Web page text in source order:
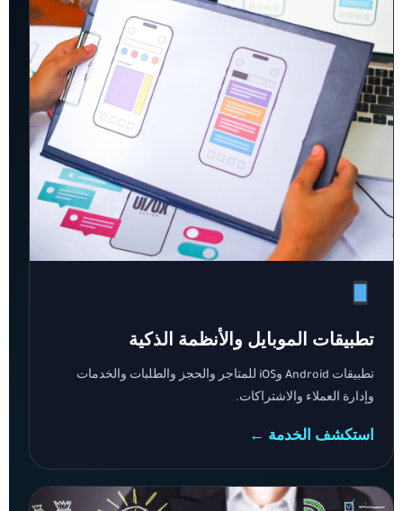
تطبيقات الموبايل والأنظمة الذكية
تطبيقات Android وiOS للمتاجر والحجز والطلبات والخدمات
وإدارة العملاء والاشتراكات.
استكشف الخدمة ←